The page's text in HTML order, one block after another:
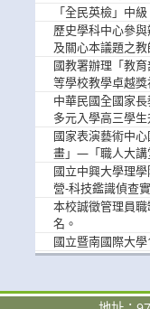
參加
「全民英檢」中
歷史學科中心參
及關心本議題之
國教署辦理「教
等學校教學卓越
中華民國全國家
多元入學高三學生
國家表演藝術中
畫」—「職人大講
參與。
國立中興大學理
營-科技鑑識偵查
加。
本校誠徵管理員
名。
國立暨南國際大